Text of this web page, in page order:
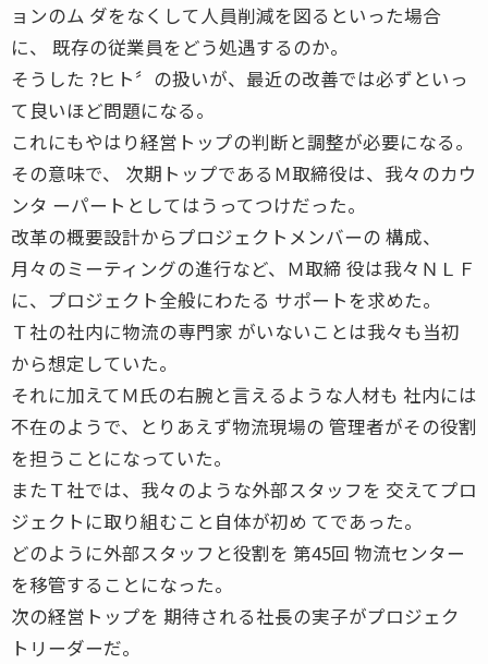
ョンのム ダをなくして人員削減を図るといった場合
に、 既存の従業員をどう処遇するのか。
そうした ?ヒト〞の扱いが、最近の改善では必ずといっ
て良いほど問題になる。
これにもやはり経営トップの判断と調整が必要になる。
その意味で、 次期トップであるＭ取締役は、我々のカウ
ンタ ーパートとしてはうってつけだった。
改革の概要設計からプロジェクトメンバーの 構成、
月々のミーティングの進行など、Ｍ取締 役は我々ＮＬＦ
に、プロジェクト全般にわたる サポートを求めた。
Ｔ社の社内に物流の専門家 がいないことは我々も当初
から想定していた。
それに加えてＭ氏の右腕と言えるような人材も 社内には
不在のようで、とりあえず物流現場の 管理者がその役割
を担うことになっていた。
またＴ社では、我々のような外部スタッフを 交えてプロ
ジェクトに取り組むこと自体が初め てであった。
どのように外部スタッフと役割を 第45回 物流センター
を移管することになった。
次の経営トップを 期待される社長の実子がプロジェク
トリーダーだ。